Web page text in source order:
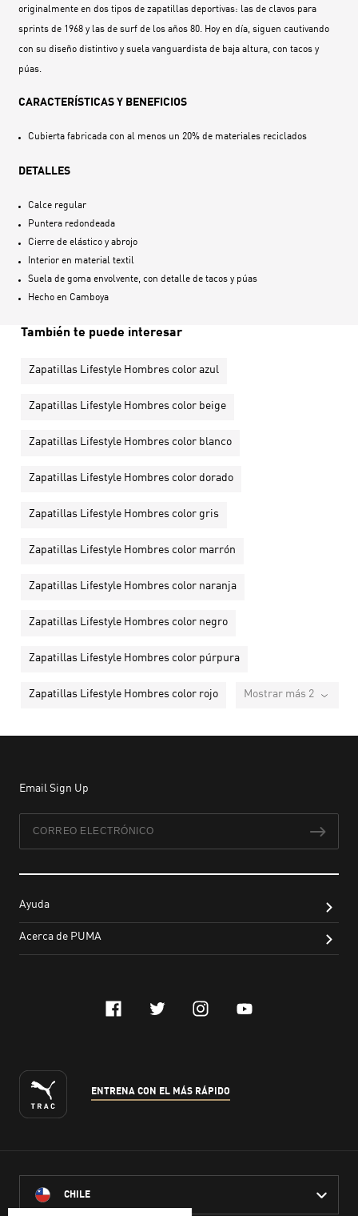
originalmente en dos tipos de zapatillas deportivas: las de clavos para
sprints de 1968 y las de surf de los años 80. Hoy en día, siguen cautivando
con su diseño distintivo y suela vanguardista de baja altura, con tacos y
púas.
CARACTERÍSTICAS Y BENEFICIOS
Cubierta fabricada con al menos un 20% de materiales reciclados
DETALLES
Calce regular
Puntera redondeada
Cierre de elástico y abrojo
Interior en material textil
Suela de goma envolvente, con detalle de tacos y púas
Hecho en Camboya
También te puede interesar
Zapatillas Lifestyle Hombres color azul
Zapatillas Lifestyle Hombres color beige
Zapatillas Lifestyle Hombres color blanco
Zapatillas Lifestyle Hombres color dorado
Zapatillas Lifestyle Hombres color gris
Zapatillas Lifestyle Hombres color marrón
Zapatillas Lifestyle Hombres color naranja
Zapatillas Lifestyle Hombres color negro
Zapatillas Lifestyle Hombres color púrpura
Zapatillas Lifestyle Hombres color rojo Mostrar más 2